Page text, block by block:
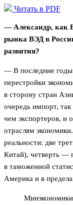
Читать в PDF
— Александр, как
рынка ВЭД в
развития?
— В последние годы
перестройки
в сторону стран
очередь импорт,
чем экспортеров, и
отраслям
реальности: две
Китай), четверть —
в таможенной
Америка и в
Минэкономики